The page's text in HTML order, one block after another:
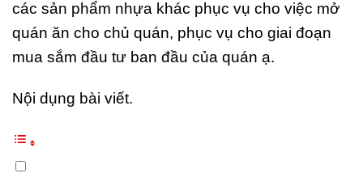
các sản phẩm nhựa khác phục vụ cho việc mở
quán ăn cho chủ quán, phục vụ cho giai đoạn
mua sắm đầu tư ban đầu của quán ạ.
Nội dụng bài viết.